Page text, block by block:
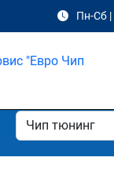
Пн-Сб |